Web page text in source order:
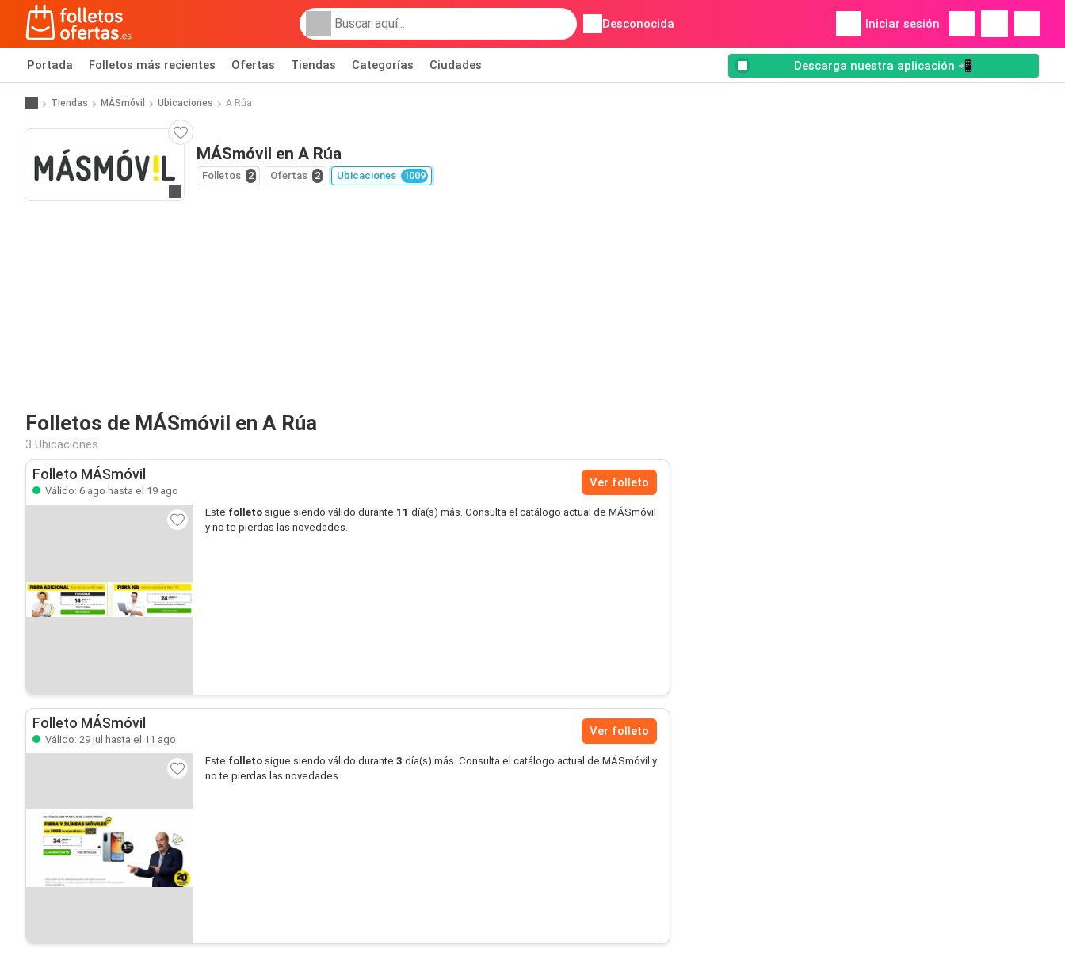
Desconocida Iniciar sesión
Portada Folletos más recientes Ofertas Tiendas Categorías Ciudades Descarga nuestra aplicación 📲
Tiendas MÁSmóvil Ubicaciones A Rúa
MÁSmóvil en A Rúa
Folletos 2 Ofertas 2 Ubicaciones 1009
Folletos de MÁSmóvil en A Rúa
3 Ubicaciones
Folleto MÁSmóvil
Válido: 6 ago hasta el 19 ago
Ver folleto
Este folleto sigue siendo válido durante 11 día(s) más. Consulta el catálogo actual de MÁSmóvil
y no te pierdas las novedades.
Folleto MÁSmóvil
Válido: 29 jul hasta el 11 ago
Ver folleto
Este folleto sigue siendo válido durante 3 día(s) más. Consulta el catálogo actual de MÁSmóvil y
no te pierdas las novedades.